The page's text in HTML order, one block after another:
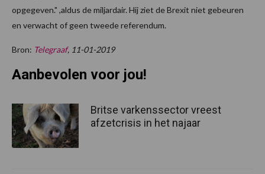
opgegeven." ,aldus de miljardair. Hij ziet de Brexit niet gebeuren
en verwacht of geen tweede referendum.
Bron: Telegraaf, 11-01-2019
Aanbevolen voor jou!
Britse varkenssector vreest
afzetcrisis in het najaar